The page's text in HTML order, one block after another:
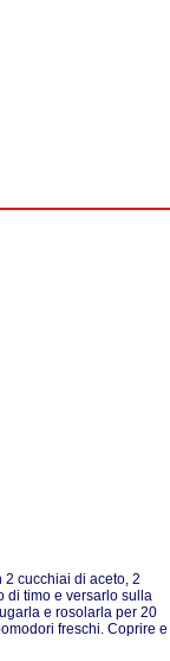
cucchiai di aceto, 2
di timo e versarlo sulla
e rosolarla per 20
freschi. Coprire e